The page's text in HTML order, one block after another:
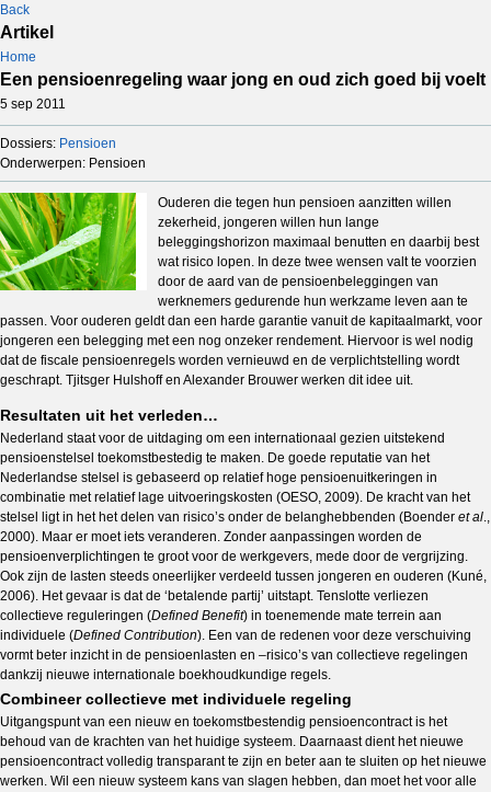
Back
Artikel
Home
Een pensioenregeling waar jong en oud zich goed bij voelt
5 sep 2011
Dossiers: Pensioen
Onderwerpen: Pensioen
Ouderen die tegen hun pensioen aanzitten willen
zekerheid, jongeren willen hun lange
beleggingshorizon maximaal benutten en daarbij best
wat risico lopen. In deze twee wensen valt te voorzien
door de aard van de pensioenbeleggingen van
werknemers gedurende hun werkzame leven aan te
passen. Voor ouderen geldt dan een harde garantie vanuit de kapitaalmarkt, voor
jongeren een belegging met een nog onzeker rendement. Hiervoor is wel nodig
dat de fiscale pensioenregels worden vernieuwd en de verplichtstelling wordt
geschrapt. Tjitsger Hulshoff en Alexander Brouwer werken dit idee uit.
Resultaten uit het verleden…
Nederland staat voor de uitdaging om een internationaal gezien uitstekend
pensioenstelsel toekomstbestedig te maken. De goede reputatie van het
Nederlandse stelsel is gebaseerd op relatief hoge pensioenuitkeringen in
combinatie met relatief lage uitvoeringskosten (OESO, 2009). De kracht van het
stelsel ligt in het het delen van risico’s onder de belanghebbenden (Boender et al.,
2000). Maar er moet iets veranderen. Zonder aanpassingen worden de
pensioenverplichtingen te groot voor de werkgevers, mede door de vergrijzing.
Ook zijn de lasten steeds oneerlijker verdeeld tussen jongeren en ouderen (Kuné,
2006). Het gevaar is dat de ‘betalende partij’ uitstapt. Tenslotte verliezen
collectieve reguleringen (Defined Benefit) in toenemende mate terrein aan
individuele (Defined Contribution). Een van de redenen voor deze verschuiving
vormt beter inzicht in de pensioenlasten en –risico’s van collectieve regelingen
dankzij nieuwe internationale boekhoudkundige regels.
Combineer collectieve met individuele regeling
Uitgangspunt van een nieuw en toekomstbestendig pensioencontract is het
behoud van de krachten van het huidige systeem. Daarnaast dient het nieuwe
pensioencontract volledig transparant te zijn en beter aan te sluiten op het nieuwe
werken. Wil een nieuw systeem kans van slagen hebben, dan moet het voor alle